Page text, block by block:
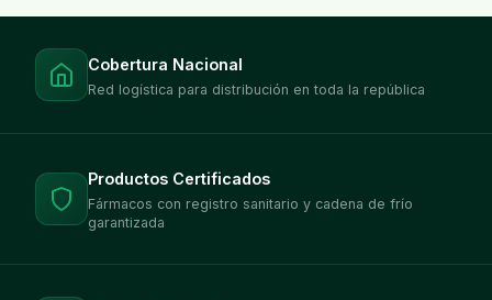
Cobertura Nacional
Red logística para distribución en toda la república
Productos Certificados
Fármacos con registro sanitario y cadena de frío
garantizada